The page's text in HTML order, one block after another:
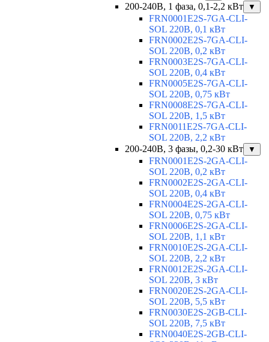
200-240В, 1 фаза, 0,1-2,2 кВт ▼
FRN0001E2S-7GA-CLI-
SOL 220В, 0,1 кВт
FRN0002E2S-7GA-CLI-
SOL 220В, 0,2 кВт
FRN0003E2S-7GA-CLI-
SOL 220В, 0,4 кВт
FRN0005E2S-7GA-CLI-
SOL 220В, 0,75 кВт
FRN0008E2S-7GA-CLI-
SOL 220В, 1,5 кВт
FRN0011E2S-7GA-CLI-
SOL 220В, 2,2 кВт
200-240В, 3 фазы, 0,2-30 кВт
▼
FRN0001E2S-2GA-CLI-
SOL 220В, 0,2 кВт
FRN0002E2S-2GA-CLI-
SOL 220В, 0,4 кВт
FRN0004E2S-2GA-CLI-
SOL 220В, 0,75 кВт
FRN0006E2S-2GA-CLI-
SOL 220В, 1,1 кВт
FRN0010E2S-2GA-CLI-
SOL 220В, 2,2 кВт
FRN0012E2S-2GA-CLI-
SOL 220В, 3 кВт
FRN0020E2S-2GA-CLI-
SOL 220В, 5,5 кВт
FRN0030E2S-2GB-CLI-
SOL 220В, 7,5 кВт
FRN0040E2S-2GB-CLI-